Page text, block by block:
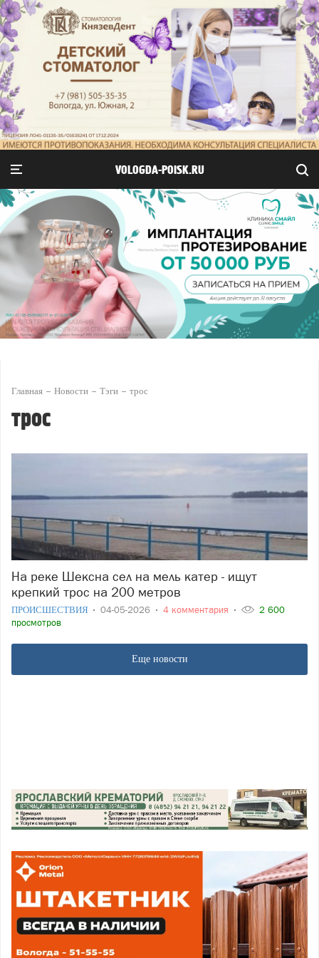
VOLOGDA-POISK.RU
Главная Новости Тэги трос
трос
На реке Шексна сел на мель катер - ищут
крепкий трос на 200 метров
ПРОИСШЕСТВИЯ 04-05-2026 4 комментария
2 600
просмотров
Еще новости